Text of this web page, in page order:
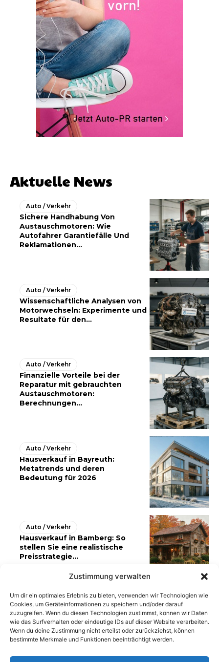
Zustimmung verwalten
Um dir ein optimales Erlebnis zu bieten, verwenden wir Technologien wie
Cookies, um Geräteinformationen zu speichern und/oder darauf
zuzugreifen. Wenn du diesen Technologien zustimmst, können wir Daten
wie das Surfverhalten oder eindeutige IDs auf dieser Website verarbeiten.
Wenn du deine Zustimmung nicht erteilst oder zurückziehst, können
bestimmte Merkmale und Funktionen beeinträchtigt werden.
Aktuelle News
Auto / Verkehr
Sichere Handhabung Von
Austauschmotoren: Wie
Autofahrer Garantiefälle Und
Reklamationen...
Auto / Verkehr
Wissenschaftliche Analysen von
Motorwechseln: Experimente und
Resultate für den...
Auto / Verkehr
Finanzielle Vorteile bei der
Reparatur mit gebrauchten
Austauschmotoren:
Berechnungen...
Auto / Verkehr
Hausverkauf in Bayreuth:
Metatrends und deren
Bedeutung für 2026
Auto / Verkehr
Hausverkauf in Bamberg: So
stellen Sie eine realistische
Preisstrategie...